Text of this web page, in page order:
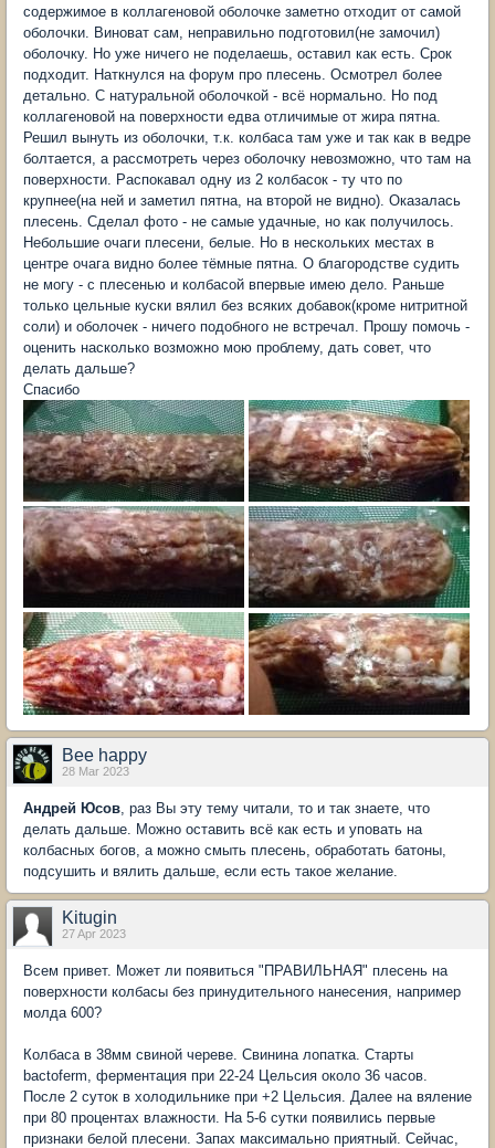
содержимое в коллагеновой оболочке заметно отходит от самой
оболочки. Виноват сам, неправильно подготовил(не замочил)
оболочку. Но уже ничего не поделаешь, оставил как есть. Срок
подходит. Наткнулся на форум про плесень. Осмотрел более
детально. С натуральной оболочкой - всё нормально. Но под
коллагеновой на поверхности едва отличимые от жира пятна.
Решил вынуть из оболочки, т.к. колбаса там уже и так как в ведре
болтается, а рассмотреть через оболочку невозможно, что там на
поверхности. Распокавал одну из 2 колбасок - ту что по
крупнее(на ней и заметил пятна, на второй не видно). Оказалась
плесень. Сделал фото - не самые удачные, но как получилось.
Небольшие очаги плесени, белые. Но в нескольких местах в
центре очага видно более тёмные пятна. О благородстве судить
не могу - с плесенью и колбасой впервые имею дело. Раньше
только цельные куски вялил без всяких добавок(кроме нитритной
соли) и оболочек - ничего подобного не встречал. Прошу помочь -
оценить насколько возможно мою проблему, дать совет, что
делать дальше?
Спасибо
Bee happy
28 Mar 2023
Андрей Юсов, раз Вы эту тему читали, то и так знаете, что
делать дальше. Можно оставить всё как есть и уповать на
колбасных богов, а можно смыть плесень, обработать батоны,
подсушить и вялить дальше, если есть такое желание.
Kitugin
27 Apr 2023
Всем привет. Может ли появиться "ПРАВИЛЬНАЯ" плесень на
поверхности колбасы без принудительного нанесения, например
молда 600?
Колбаса в 38мм свиной череве. Свинина лопатка. Старты
bactoferm, ферментация при 22-24 Цельсия около 36 часов.
После 2 суток в холодильнике при +2 Цельсия. Далее на вяление
при 80 процентах влажности. На 5-6 сутки появились первые
признаки белой плесени. Запах максимально приятный. Сейчас,